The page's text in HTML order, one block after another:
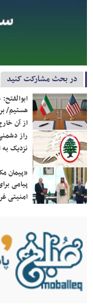
در بحث مشارکت کنید
هستیم/
از آن
راز
نزدیک به
«پیمان
پیامی
امنیتی